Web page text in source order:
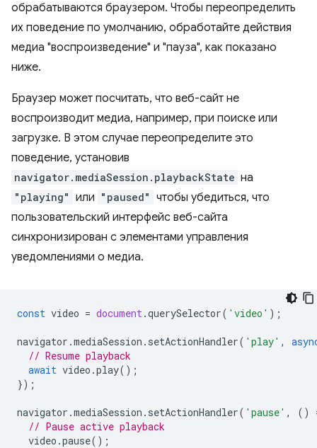
обрабатываются браузером. Чтобы переопределить
их поведение по умолчанию, обработайте действия
медиа "воспроизведение" и "пауза", как показано
ниже.
Браузер может посчитать, что веб-сайт не
воспроизводит медиа, например, при поиске или
загрузке. В этом случае переопределите это
поведение, установив
navigator.mediaSession.playbackState на
"playing" или "paused" чтобы убедиться, что
пользовательский интерфейс веб-сайта
синхронизирован с элементами управления
уведомлениями о медиа.
const video = document.querySelector( 'video' );
navigator .mediaSession . setActionHandler( 'play' ,
// Resume playback
await video .play();
});
navigator .mediaSession . setActionHandler( 'pause' , ()
// Pause active playback
video .pause();